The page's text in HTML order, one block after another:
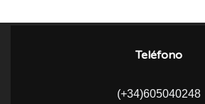
Teléfono
(+34)605040248